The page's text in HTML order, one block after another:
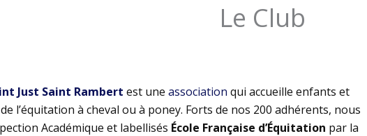
Le Club
Just Saint Rambert est une association qui accueille enfants et
l’équitation à cheval ou à poney. Forts de nos 200 adhérents, nous
Académique et labellisés École Française d’Équitation par la